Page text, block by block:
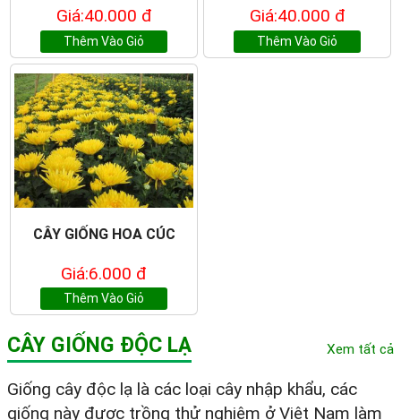
Giá:40.000 đ
Thêm Vào Giỏ
Giá:40.000 đ
Thêm Vào Giỏ
CÂY GIỐNG HOA CÚC
Giá:6.000 đ
Thêm Vào Giỏ
CÂY GIỐNG ĐỘC LẠ Xem tất cả
Giống cây độc lạ là các loại cây nhập khẩu, các
giống này được trồng thử nghiệm ở Việt Nam làm